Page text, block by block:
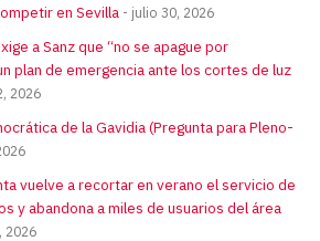
en Sevilla
julio 30, 2026
a Sanz que “no se apague por
plan de emergencia ante los cortes de luz
2026
de la Gavidia (Pregunta para Pleno-
vuelve a recortar en verano el servicio de
y abandona a miles de usuarios del área
2026